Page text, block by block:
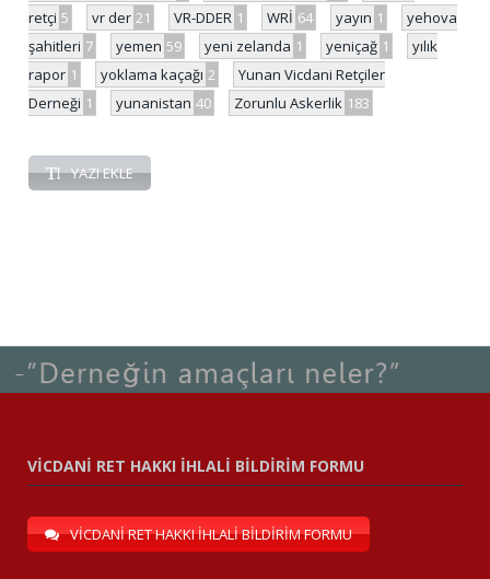
retçi 5 vr der 21 VR-DDER 1 WRİ 64 yayın 1
yehova
şahitleri 7 yemen 59 yeni zelanda 1 yeniçağ 1
yılık
rapor 1 yoklama kaçağı 2
Yunan Vicdani Retçiler
Derneği 1 yunanistan 40 Zorunlu Askerlik 183
YAZI EKLE
VİCDANİ RET HAKKI İHLALİ BİLDİRİM FORMU
VİCDANİ RET HAKKI İHLALİ BİLDİRİM FORMU